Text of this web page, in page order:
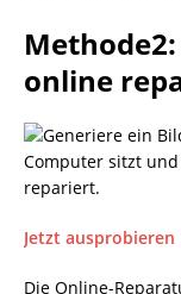
online
Jetzt ausprobieren
Die Online-